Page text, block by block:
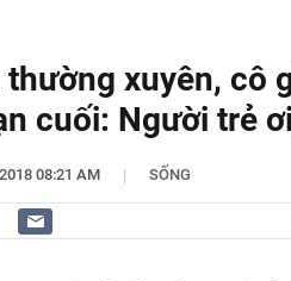
xuyên, cô
cuối: Người trẻ
08:21 AM | SỐNG